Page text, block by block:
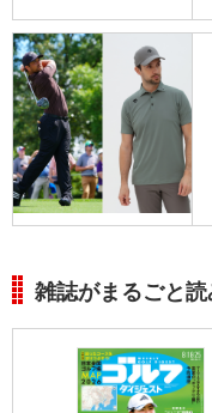
雑誌がまるごと読